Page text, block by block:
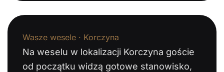
Wasze wesele · Korczyna
Na weselu w lokalizacji Korczyna goście
od początku widzą gotowe stanowisko,